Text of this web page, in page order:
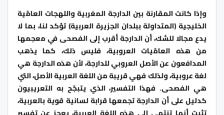
وإذا كانت المقارنة بين الدارجة المغربية واللهجات العامّية
الخليجية (المتداولة ببلدان الجزيرة العربية) تؤكد لنا، بما لا
يدع مجالا للشك، أن الدارجة أقرب إلى الفصحى في معجمها
من هذه العامّيات العروبية، فليس ذلك، كما يذهب
المدافعون عن الأصل العروبي للدارجة، لأن هذه الدارجة هي
لغة عروبية، ولذلك فهي قريبة من اللغة العربية الأصل، التي
هي الفصحى. فهذا التفسير، الذي يتبجّح به التعريبيون
كدليل على أن الدارجة تجمعها قرابة لسانية قوية بالعربية،